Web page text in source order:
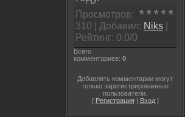
Просмотров:
310 | Добавил: Niks |
Рейтинг: 0.0/0
Всего
комментариев: 0
Добавлять комментарии могут
только зарегистрированные
пользователи.
[ Регистрация| Вход]